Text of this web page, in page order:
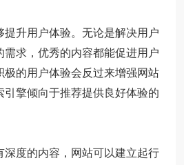
升用户体验。无论是解决用户
需求，优秀的内容都能促进用户
极的用户体验会反过来增强网站
引擎倾向于推荐提供良好体验的
度的内容，网站可以建立起行